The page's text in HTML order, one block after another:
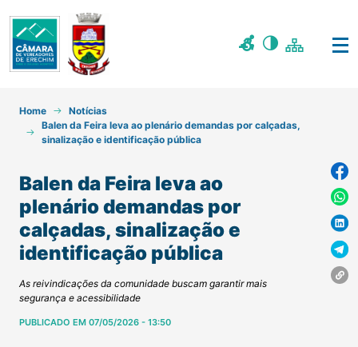
Home
Notícias
Balen da Feira leva ao plenário demandas por calçadas,
sinalização e identificação pública
Balen da Feira leva ao
plenário demandas por
calçadas, sinalização e
identificação pública
As reivindicações da comunidade buscam garantir mais
segurança e acessibilidade
PUBLICADO EM 07/05/2026 - 13:50